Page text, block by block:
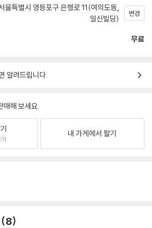
울특별시 영등포구 은행로 11(여의도동,
일신빌딩)
변경
무료
알려드립니다.
매해 보세요.
내 가게에서 팔기
8